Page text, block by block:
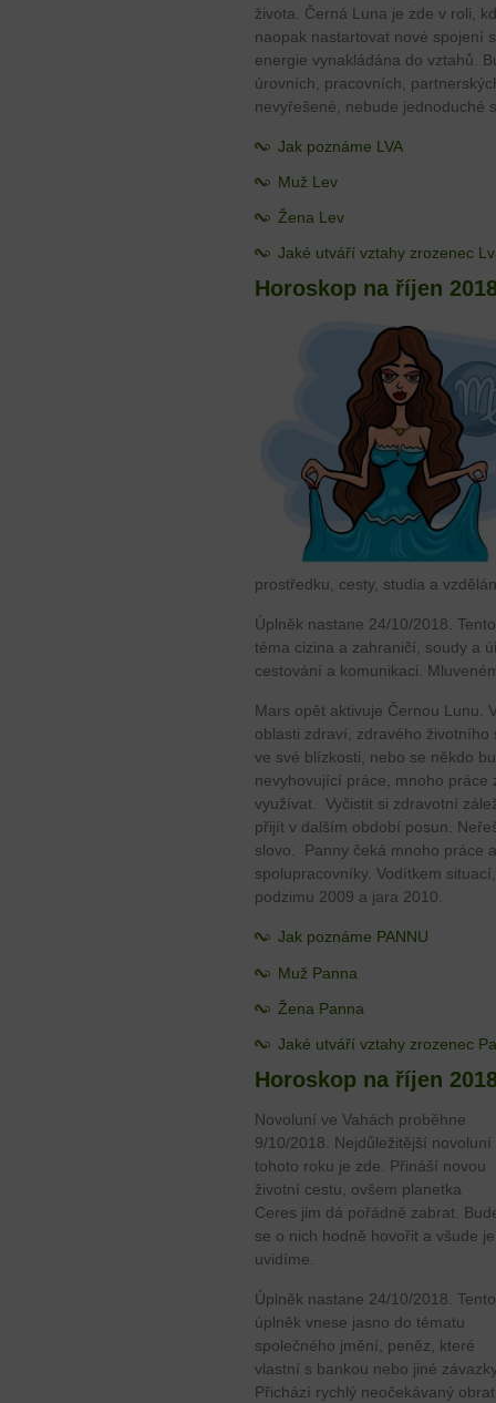
života. Černá Luna je zde v roli,
naopak nastartovat nové spojení
energie vynakládána do vztahů.
úrovních, pracovních,
nevyřešené, nebude jednoduché
Jak poznáme LVA
Muž Lev
Žena Lev
Jaké utváří vztahy zrozenec
Horoskop na říjen
prostředku, cesty, studia a
Úplněk nastane 24/10/2018.
téma cizina a zahraničí, soudy a
cestování a komunikaci.
Mars opět aktivuje Černou Lunu.
oblasti zdraví, zdravého
ve své blízkosti, nebo se někdo
nevyhovující práce, mnoho
využívat. Vyčistit si zdravotní
přijít v dalším období posun.
slovo. Panny čeká mnoho práce
spolupracovníky. Vodítkem
podzimu 2009 a jara 2010.
Jak poznáme PANNU
Muž Panna
Žena Panna
Jaké utváří vztahy zrozenec
Horoskop na říjen
Novoluní ve Vahách proběhne
9/10/2018. Nejdůležitější novoluní
tohoto roku je zde. Přináší novou
životní cestu, ovšem planetka
Ceres jim dá pořádně zabrat.
se o nich hodně hovořit a všude je
uvidíme.
Úplněk nastane 24/10/2018. Tento
úplněk vnese jasno do tématu
společného jmění, peněz, které
vlastní s bankou nebo jiné
Přichází rychlý neočekávaný